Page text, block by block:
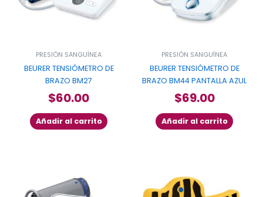
PRESIÓN SANGUÍNEA
BEURER TENSIÓMETRO DE
BRAZO BM27
$60.00
Añadir al carrito
PRESIÓN SANGUÍNEA
BEURER TENSIÓMETRO DE
BRAZO BM44 PANTALLA AZUL
$69.00
Añadir al carrito